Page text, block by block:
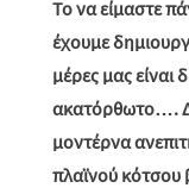
Το να είμαστε
έχουμε
μέρες μας είναι
ακατόρθωτο….
μοντέρνα
πλαϊνού